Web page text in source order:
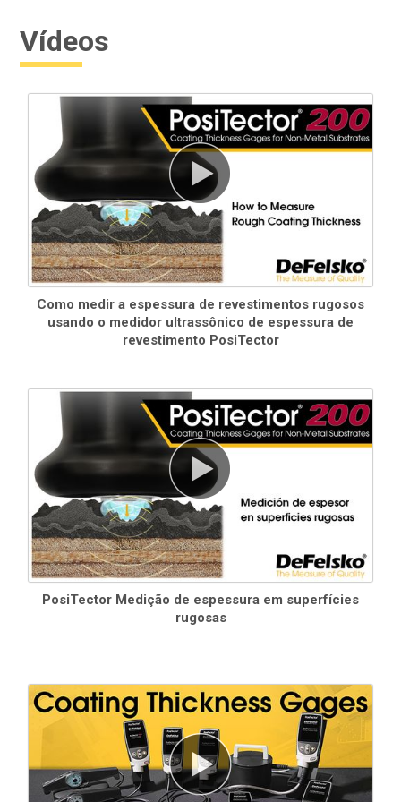
geração de relatórios de dados
Consulte a tabela de compatibilidade da sondapara obter
mais informações.
Standard Modelos
Inclui TODOS os recursos mostrados acima, além de...
Medir a espessura total de um sistema de revestimento
Armazenamento de 1.000 leituras por sonda - as leituras
armazenadas podem ser visualizadas ou baixadas
Advanced Modelos
Inclui TODOS os recursos mostrados acima, além de...
Meça a espessura total de um sistema de revestimento ou até 3
espessuras de camadas individuais em um sistema
multicamadas.
Modo gráfico com captura de tela para análise detalhada do
de texto e imagem na tela para cada leitura
Gráficos ao vivo dos dados de medição
Os modos
SSPC-PA 9
ajudam os usuários a cumprir as normas,
solicitando especificações mínimas/máximas, exibindo as
leituras necessárias e calculando automaticamente as
estatísticas com um resultado de aprovação/reprovação
Teclado na tela sensível ao toque pararenomear rapidamente
Vídeos
Como medir a espessura de revestimentos rugosos
usando o medidor ultrassônico de espessura de
revestimento PosiTector
PosiTector Medição de espessura em superfícies
rugosas